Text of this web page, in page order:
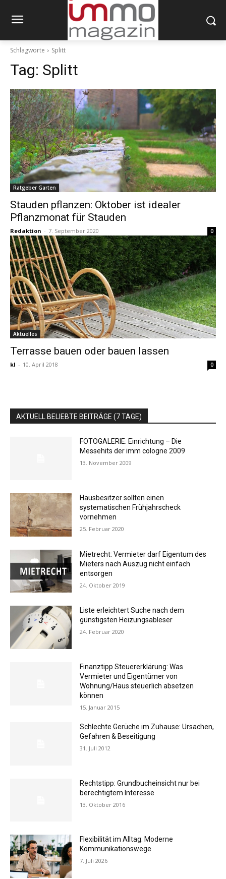
Schlagworte Splitt
Tag: Splitt
Ratgeber Garten
Stauden pflanzen: Oktober ist idealer
Pflanzmonat für Stauden
Redaktion - 7. September 2020 0
Aktuelles
Terrasse bauen oder bauen lassen
kl - 10. April 2018 0
AKTUELL BELIEBTE BEITRÄGE (7 TAGE)
FOTOGALERIE: Einrichtung – Die
Messehits der imm cologne 2009
13. November 2009
Hausbesitzer sollten einen
systematischen Frühjahrscheck
vornehmen
25. Februar 2020
Mietrecht: Vermieter darf Eigentum des
Mieters nach Auszug nicht einfach
entsorgen
24. Oktober 2019
Liste erleichtert Suche nach dem
günstigsten Heizungsableser
24. Februar 2020
Finanztipp Steuererklärung: Was
Vermieter und Eigentümer von
Wohnung/Haus steuerlich absetzen
können
15. Januar 2015
Schlechte Gerüche im Zuhause: Ursachen,
Gefahren & Beseitigung
31. Juli 2012
Rechtstipp: Grundbucheinsicht nur bei
berechtigtem Interesse
13. Oktober 2016
Flexibilität im Alltag: Moderne
Kommunikationswege
7. Juli 2026